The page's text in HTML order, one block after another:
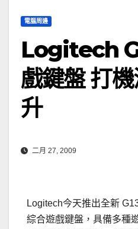
電腦周邊
Logitech
戲鍵盤 打
升
二月 27, 2009
Logitech今天推出全新
綜合遊戲鍵盤，具備多種